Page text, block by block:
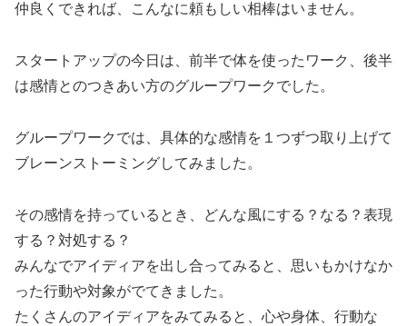
仲良くできれば、こんなに頼もしい相棒はいません。
スタートアップの今日は、前半で体を使ったワーク、後半
は感情とのつきあい方のグループワークでした。
グループワークでは、具体的な感情を１つずつ取り上げて
ブレーンストーミングしてみました。
その感情を持っているとき、どんな風にする？なる？表現
する？対処する？
みんなでアイディアを出し合ってみると、思いもかけなか
った行動や対象がでてきました。
たくさんのアイディアをみてみると、心や身体、行動な